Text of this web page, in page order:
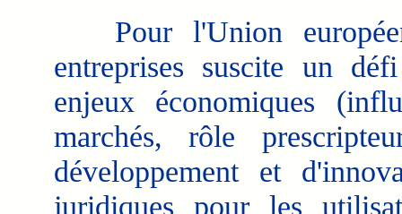
Pour l'Union
entreprises suscite un
enjeux économiques
marchés, rôle
développement et
juridiques pour les